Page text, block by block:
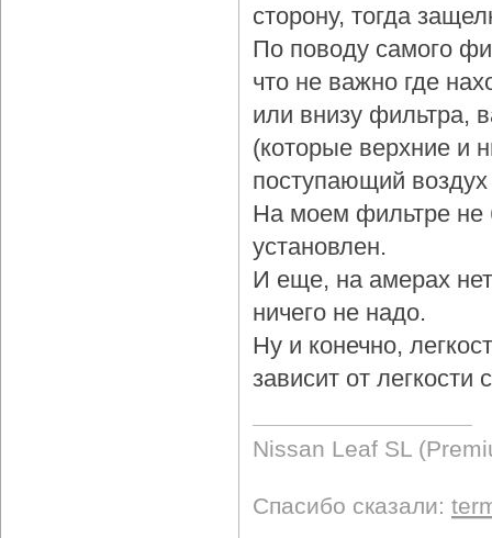
сторону, тогда
По поводу самого
что не важно где
или внизу фильтра,
(которые верхние и
поступающий
На моем фильтре не
установлен.
И еще, на амерах
ничего не надо.
Ну и конечно,
зависит от
Nissan Leaf SL
Спасибо сказали: